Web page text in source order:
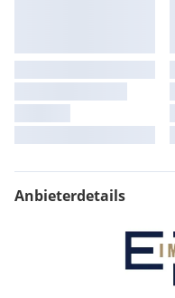
Anbieterdetails